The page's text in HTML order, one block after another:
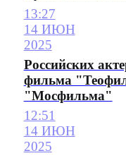
13:27
14 ИЮН
2025
Российских
фильма
"Мосфильма"
12:51
14 ИЮН
2025